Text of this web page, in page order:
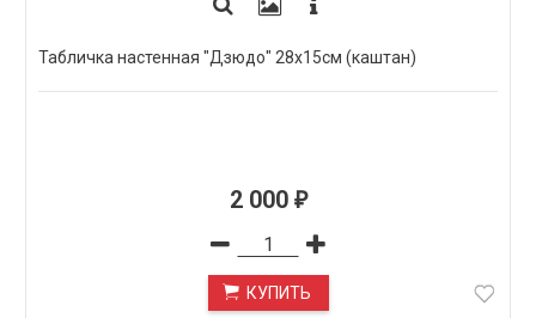
Табличка настенная "Дзюдо" 28х15см (каштан)
2 000 ₽
КУПИТЬ